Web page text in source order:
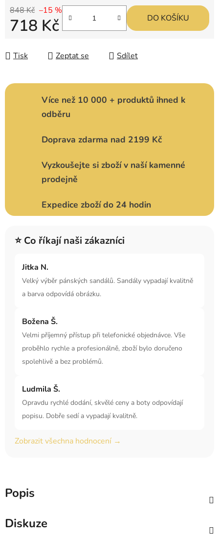
848 Kč –15 %
718 Kč DO KOŠÍKU
Tisk Zeptat se Sdílet
Více než 10 000 + produktů ihned k
odběru
Doprava zdarma nad 2199 Kč
Vyzkoušejte si zboží v naší kamenné
prodejně
Expedice zboží do 24 hodin
⭐ Co říkají naši zákazníci
Jitka N.
Velký výběr pánských sandálů. Sandály vypadají kvalitně
a barva odpovídá obrázku.
Božena Š.
Velmi příjemný přístup při telefonické objednávce. Vše
proběhlo rychle a profesionálně, zboží bylo doručeno
spolehlivě a bez problémů.
Ludmila Š.
Opravdu rychlé dodání, skvělé ceny a boty odpovídají
popisu. Dobře sedí a vypadají kvalitně.
Zobrazit všechna hodnocení →
Popis
Diskuze